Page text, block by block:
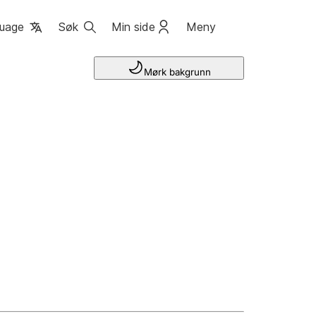
Søk Min side Meny
Mørk bakgrunn